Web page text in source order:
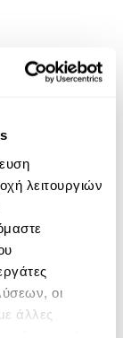
λειτουργιών
οι
άλλες
σου